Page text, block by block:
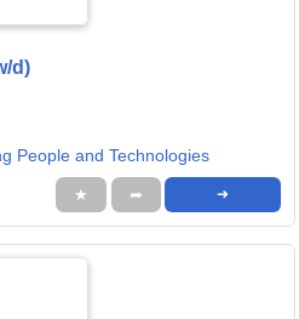
d)
People and Technologies
★ ➦ ➜